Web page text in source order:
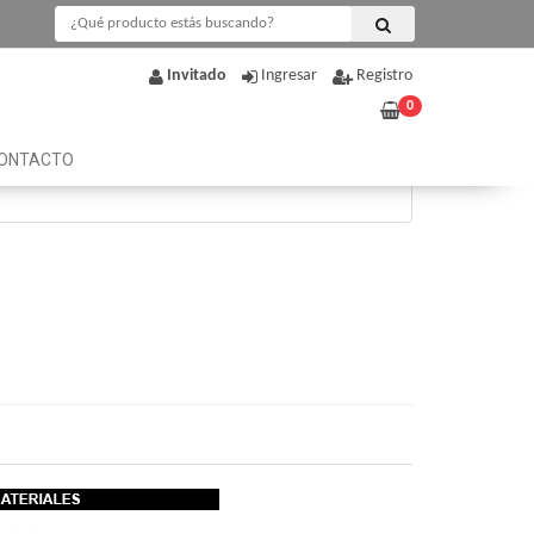
Invitado Ingresar Registro
0